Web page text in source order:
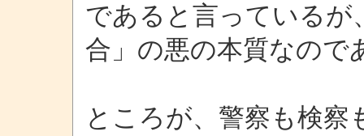
であると言っているが
合」の悪の本質なので
ところが、警察も検察